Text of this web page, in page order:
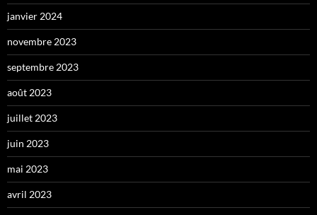
janvier 2024
novembre 2023
septembre 2023
août 2023
juillet 2023
juin 2023
mai 2023
avril 2023